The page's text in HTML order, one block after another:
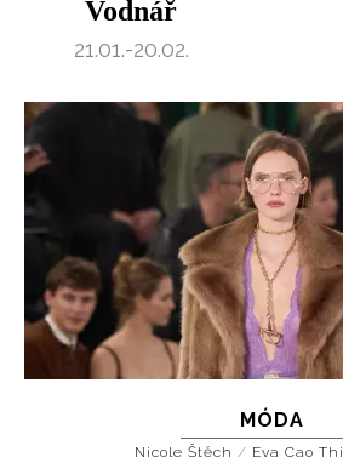
Vodnář
21.01.-20.02.
MÓDA
Nicole Štěch / Eva Cao Thi